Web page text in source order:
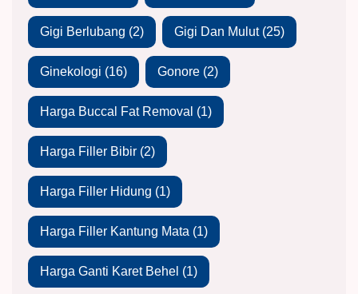
Gigi Berlubang (2) Gigi Dan Mulut(25)
Ginekologi (16) Gonore (2)
Harga Buccal Fat Removal (1)
Harga Filler Bibir (2)
Harga Filler Hidung (1)
Harga Filler Kantung Mata (1)
Harga Ganti Karet Behel (1)